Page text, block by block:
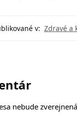
v: Zdravé a
nebude